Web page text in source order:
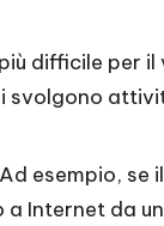
difficile per il
svolgono
esempio, se
Internet da